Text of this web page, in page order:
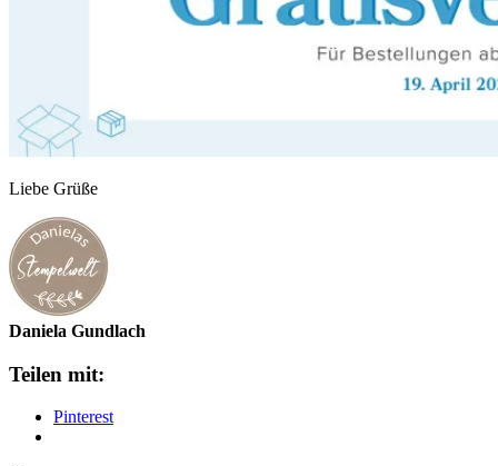
Liebe Grüße
Daniela Gundlach
Teilen mit:
Pinterest